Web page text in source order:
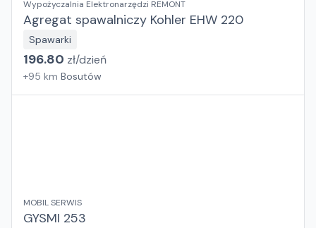
Wypożyczalnia Elektronarzędzi REMONT
Agregat spawalniczy Kohler EHW 220
Spawarki
196.80 zł/dzień
+95 km Bosutów
MOBIL SERWIS
GYSMI 253